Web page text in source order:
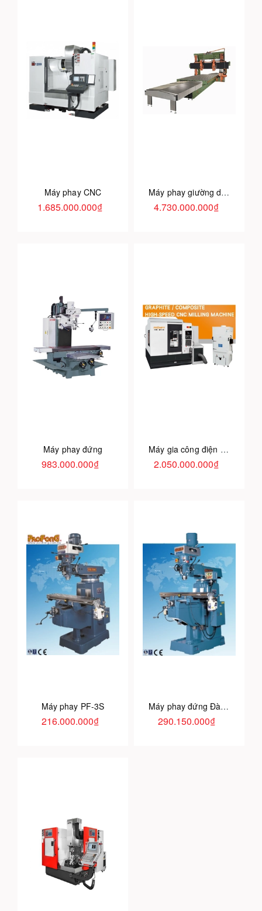
Máy phay CNC
1.685.000.000₫
Máy phay giường dạng cổng
4.730.000.000₫
Máy phay đứng
983.000.000₫
Máy gia công điện cực Graphit
2.050.000.000₫
Máy phay PF-3S
216.000.000₫
Máy phay đứng Đài Loan
290.150.000₫